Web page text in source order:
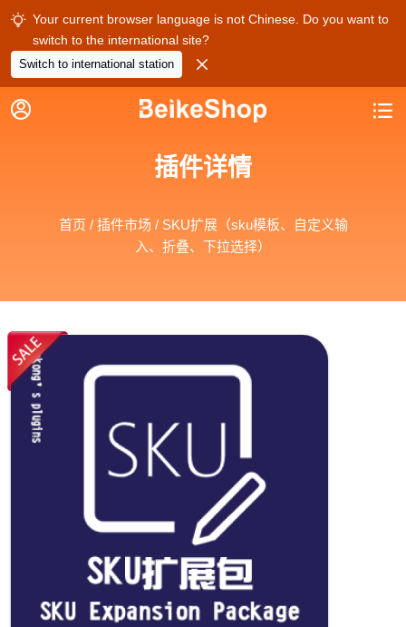
 Your current browser language is not Chinese. Do you want to
switch to the international site?
Switch to international station 
 
插件详情
首页 / 插件市场 / SKU扩展（sku模板、自定义输
入、折叠、下拉选择）